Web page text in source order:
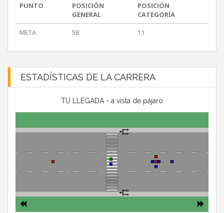
PUNTO
POSICIÓN
GENERAL
POSICIÓN
CATEGORÍA
META
58 11
ESTADÍSTICAS DE LA CARRERA
TU LLEGADA - a vista de pájaro